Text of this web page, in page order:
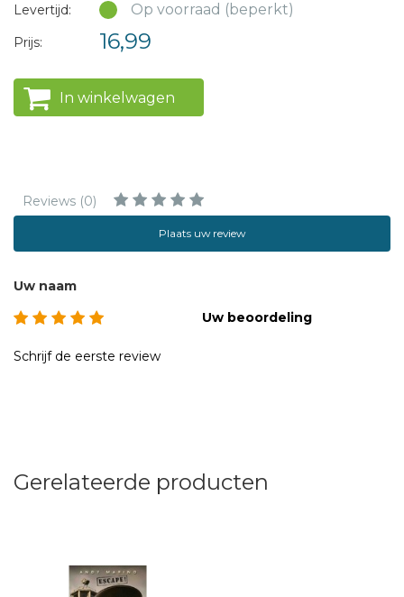
Levertijd: Op voorraad (beperkt)
Prijs: 16,99
In winkelwagen
Reviews (0)
Plaats uw review
Uw naam
Uw beoordeling
Schrijf de eerste review
Gerelateerde producten